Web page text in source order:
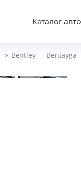
Каталог авто
» Bentley — Bentayga